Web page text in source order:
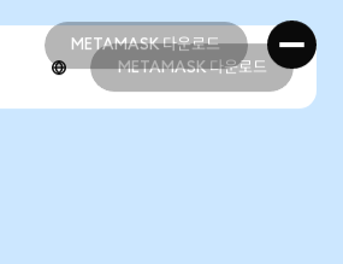
METAMASK 다운로드
METAMASK 다운로드
METAMASK 다운로드